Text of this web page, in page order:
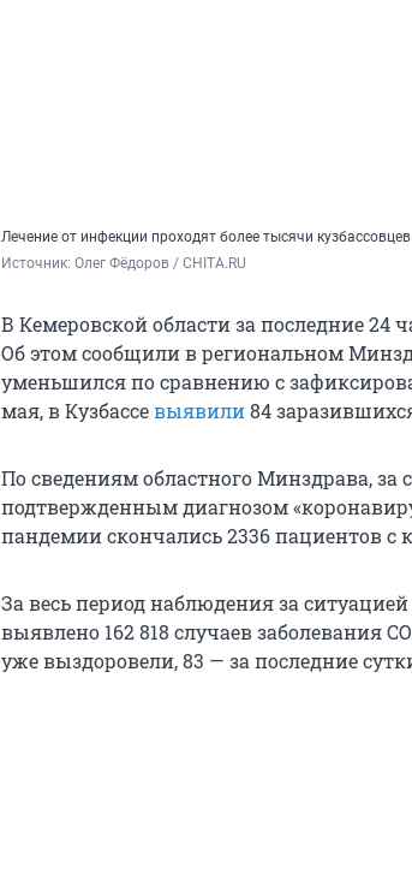
Лечение от инфекции проходят более тысячи кузбассовцев
Источник: Олег Фёдоров / CHITA.RU
В Кемеровской области за последние 24
Об этом сообщили в региональном
уменьшился по сравнению с
мая, в Кузбассевыявили84
По сведениям областного Минздрава, за
подтвержденным диагнозом
пандемии скончались 2336 пациентов с
За весь период наблюдения за
выявлено 162 818 случаев заболевания
уже выздоровели, 83 — за последние